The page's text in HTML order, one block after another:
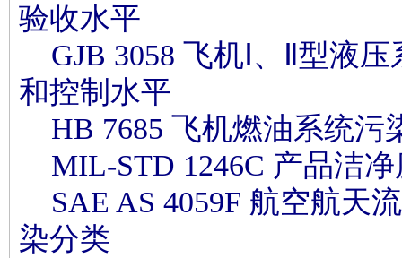
验收水平
GJB 3058 飞机Ⅰ、Ⅱ型液
和控制水平
HB 7685 飞机燃油系统污
MIL-STD 1246C 产品洁
SAE AS 4059F 航空航天
染分类